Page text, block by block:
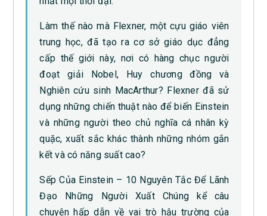
Làm thế nào mà Flexner, một cựu giáo viên
trung học, đã tạo ra cơ sở giáo dục đẳng
cấp thế giới này, nơi có hàng chục người
đoạt giải Nobel, Huy chương đồng và
Nghiên cứu sinh MacArthur? Flexner đã sử
dụng những chiến thuật nào để biến Einstein
và những người theo chủ nghĩa cá nhân kỳ
quặc, xuất sắc khác thành những nhóm gắn
kết và có năng suất cao?
Sếp Của Einstein – 10 Nguyên Tắc Để Lãnh
Đạo Những Người Xuất Chúng kể câu
chuyện hấp dẫn về vai trò hậu trường của